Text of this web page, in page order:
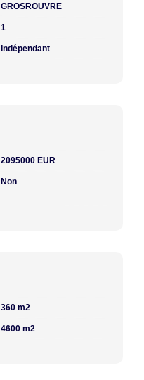
GROSROUVRE
1
Indépendant
2095000 EUR
Non
360 m2
4600 m2